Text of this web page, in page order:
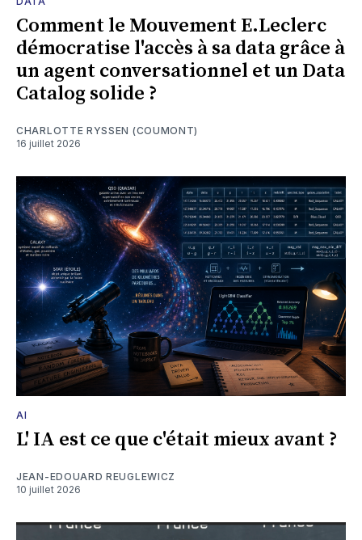
Comment le Mouvement E.Leclerc
démocratise l'accès à sa data grâce à
un agent conversationnel et un Data
Catalog solide ?
CHARLOTTE RYSSEN (COUMONT)
16 juillet 2026
AI
L' IA est ce que c'était mieux avant ?
JEAN-EDOUARD REUGLEWICZ
10 juillet 2026